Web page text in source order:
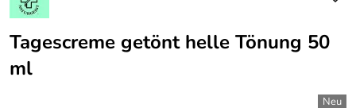
Tagescreme getönt helle Tönung 50
ml